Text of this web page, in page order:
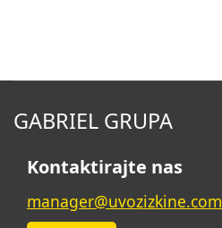
GABRIEL GRUPA
Kontaktirajte nas
manager@uvozizkine.com